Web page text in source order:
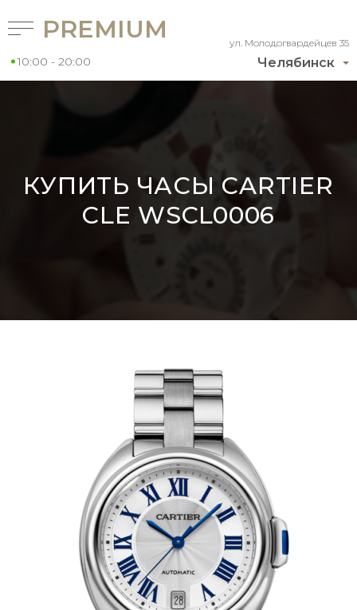
Челябинск
ул. Молодогвардейцев 35
PREMIUM
10:00 - 20:00
КУПИТЬ ЧАСЫ CARTIER
CLE WSCL0006